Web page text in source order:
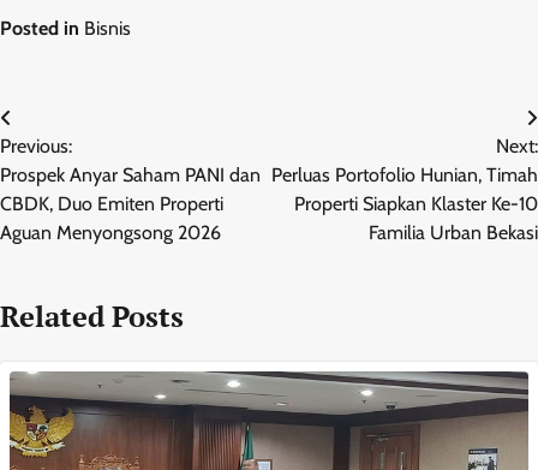
Posted in Bisnis
Navigasi
pos
Previous:
Prospek Anyar Saham PANI dan
CBDK, Duo Emiten Properti
Aguan Menyongsong 2026
Next:
Perluas Portofolio Hunian, Timah
Properti Siapkan Klaster Ke-10
Familia Urban Bekasi
Related Posts